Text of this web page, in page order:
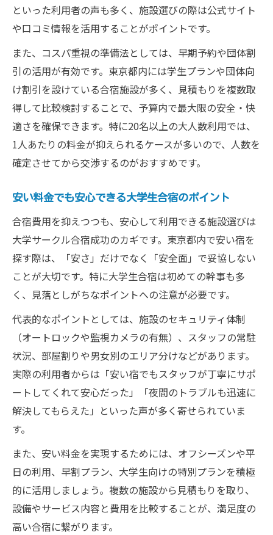
といった利用者の声も多く、施設選びの際は公式サイト
や口コミ情報を活用することがポイントです。
また、コスパ重視の準備法としては、早期予約や団体割
引の活用が有効です。東京都内には学生プランや団体向
け割引を設けている合宿施設が多く、見積もりを複数取
得して比較検討することで、予算内で最大限の安全・快
適さを確保できます。特に20名以上の大人数利用では、
1人あたりの料金が抑えられるケースが多いので、人数を
確定させてから交渉するのがおすすめです。
安い料金でも安心できる大学生合宿のポイント
合宿費用を抑えつつも、安心して利用できる施設選びは
大学サークル合宿成功のカギです。東京都内で安い宿を
探す際は、「安さ」だけでなく「安全面」で妥協しない
ことが大切です。特に大学生合宿は初めての幹事も多
く、見落としがちなポイントへの注意が必要です。
代表的なポイントとしては、施設のセキュリティ体制
（オートロックや監視カメラの有無）、スタッフの常駐
状況、部屋割りや男女別のエリア分けなどがあります。
実際の利用者からは「安い宿でもスタッフが丁寧にサポ
ートしてくれて安心だった」「夜間のトラブルも迅速に
解決してもらえた」といった声が多く寄せられていま
す。
また、安い料金を実現するためには、オフシーズンや平
日の利用、早割プラン、大学生向けの特別プランを積極
的に活用しましょう。複数の施設から見積もりを取り、
設備やサービス内容と費用を比較することが、満足度の
高い合宿に繋がります。